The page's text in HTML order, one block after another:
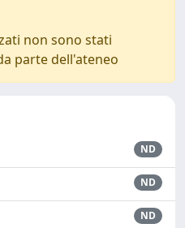
non sono stati
parte dell'ateneo
ND
ND
ND